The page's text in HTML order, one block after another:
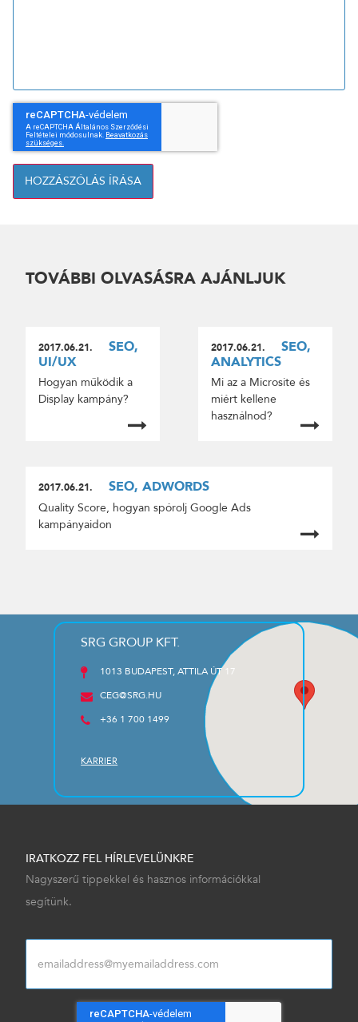
HOZZÁSZÓLÁS ÍRÁSA
TOVÁBBI OLVASÁSRA AJÁNLJUK
2017.06.21.
SEO,
UI/UX
Hogyan működik a
Display kampány?
2017.06.21.
SEO,
ANALYTICS
Mi az a Microsite és
miért kellene
használnod?
2017.06.21. SEO, ADWORDS
Quality Score, hogyan spórolj Google Ads
kampányaidon
SRG GROUP KFT.
1013 BUDAPEST, ATTILA ÚT 17
CEG@SRG.HU
+36 1 700 1499
KARRIER
IRATKOZZ FEL HÍRLEVELÜNKRE
Nagyszerű tippekkel és hasznos információkkal
segítünk.